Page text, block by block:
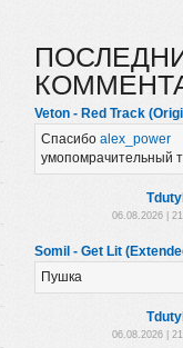
Veton - Red Track
Спасибо alex_power
умопомрачительный
06.08.2026 |
Somil - Get Lit
Пушка
06.08.2026 |